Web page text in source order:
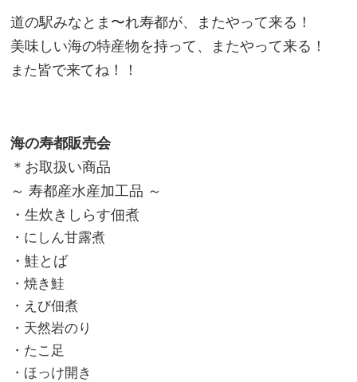
道の駅みなとま〜れ寿都が、またやって来る！
美味しい海の特産物を持って、またやって来る！
また 皆で来てね！！
海の寿都販売会
＊お取扱い商品
～ 寿都産水産加工品 ～
・生炊きしらす佃煮
・にしん甘露煮
・鮭とば
・焼き鮭
・えび佃煮
・天然岩のり
・たこ足
・ほっけ開き